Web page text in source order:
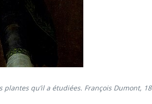
qu’il a étudiées. François Dumont,